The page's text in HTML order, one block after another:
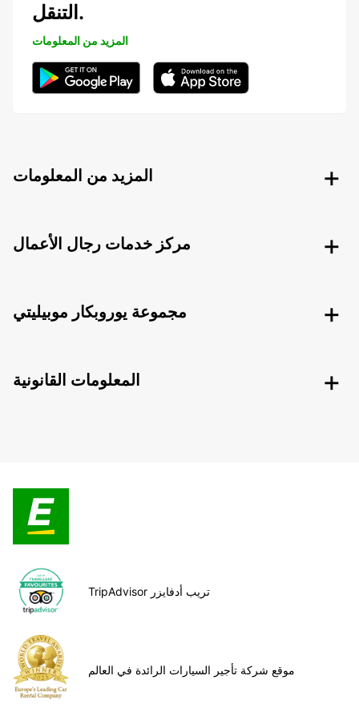
التنقل.
المزيد من المعلومات
المزيد من المعلومات
مركز خدمات رجال الأعمال
مجموعة يوروبكار موبيليتي
المعلومات القانونية
TripAdvisor تريب أدفايزر
موقع شركة تأجير السيارات الرائدة في العالم